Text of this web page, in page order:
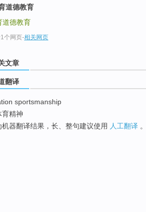
道德教育
道德教育
个网页-相关网页
文章
翻译
sportsmanship
育精神
机器翻译结果，长、整句建议使用 人工翻译